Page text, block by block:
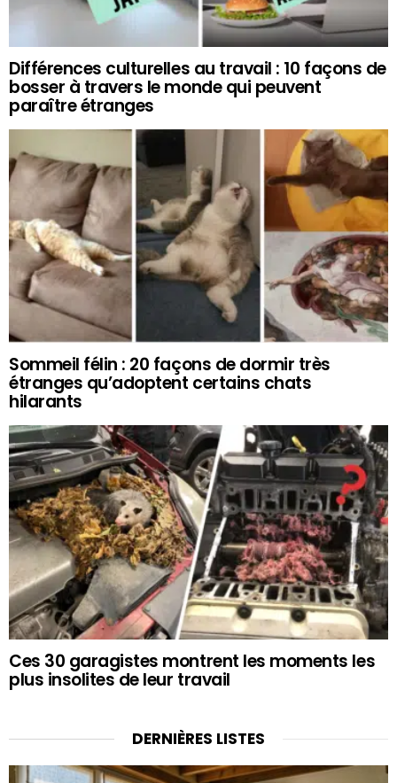
Différences culturelles au travail : 10 façons de
bosser à travers le monde qui peuvent
paraître étranges
Sommeil félin : 20 façons de dormir très
étranges qu’adoptent certains chats
hilarants
Ces 30 garagistes montrent les moments les
plus insolites de leur travail
DERNIÈRES LISTES